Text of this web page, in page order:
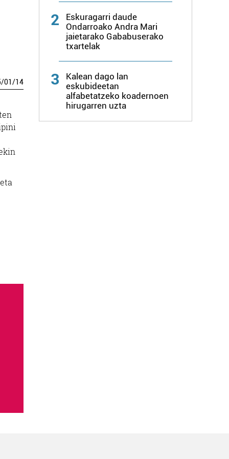
/01/14
2
Eskuragarri daude
Ondarroako Andra Mari
jaietarako Gababuserako
txartelak
3
Kalean dago lan
eskubideetan
alfabetatzeko koadernoen
hirugarren uzta